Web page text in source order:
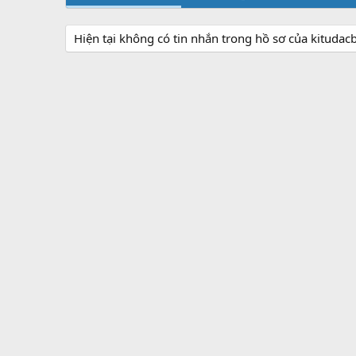
Hiện tại không có tin nhắn trong hồ sơ của